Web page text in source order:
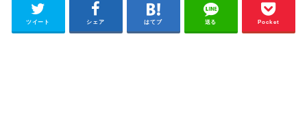
ツイート シェア はてブ 送る Pocket